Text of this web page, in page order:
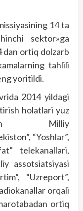
14 ta
sektor»ga
dan ortiq dolzarb
tahlili
yoritildi.
2014 yildagi
holatlari yuz
Milliy
“Yoshlar”,
telekanallari,
assotsiatsiyasi
“Uzreport”,
orqali
ortiq